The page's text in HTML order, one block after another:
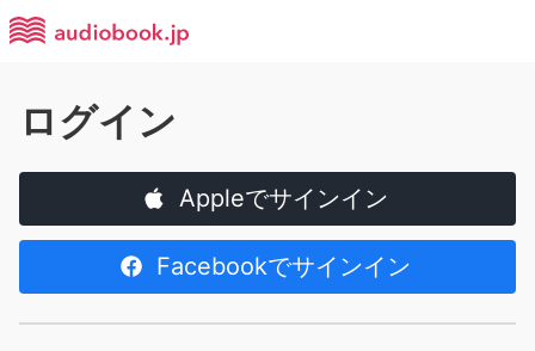
ログイン
Appleでサインイン
Facebookでサインイン